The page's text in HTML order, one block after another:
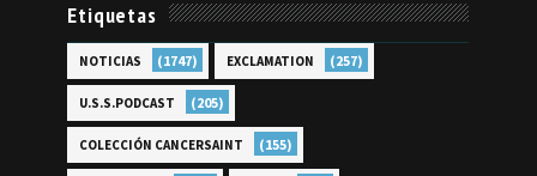
Etiquetas
NOTICIAS (1747) EXCLAMATION (257)
U.S.S.PODCAST (205)
COLECCIÓN CANCERSAINT (155)